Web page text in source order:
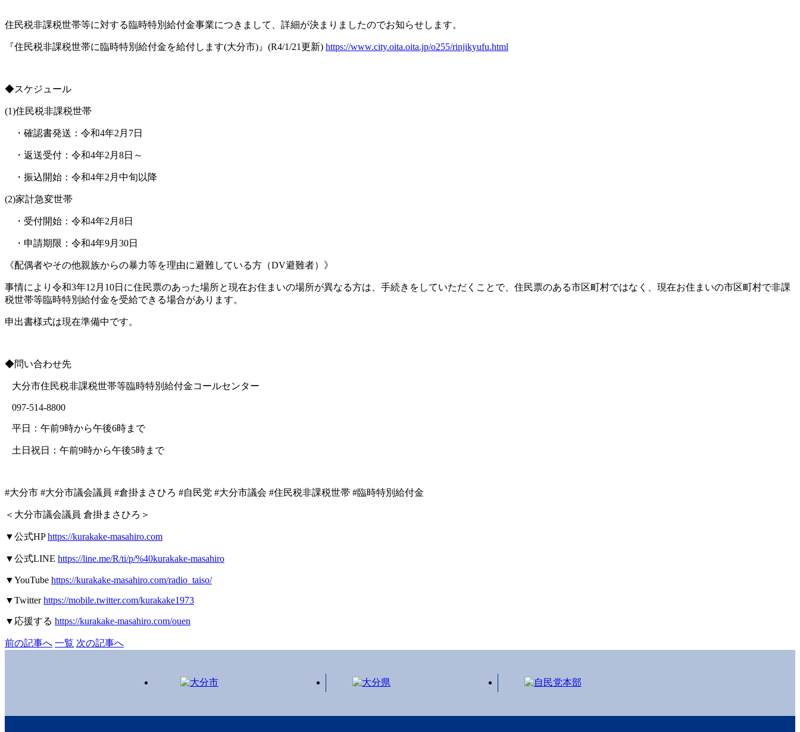
住民税非課税世帯等に対する臨時特別給付金事業につきまして、詳細が決まりましたのでお知らせします。
『住民税非課税世帯に臨時特別給付金を給付します(大分市) 』 (R4/1/21更新) https://www.city.oita.oita.jp/o255/rinjikyufu.html
◆スケジュール
(1)住民税非課税世帯
・確認書発送：令和4年2 月 7日
・返送受付：令和4年2 月 8日～
・振込開始：令和4年2 月中旬以降
(2)家計急変世帯
・受付開始：令和4年2 月 8日
・申請期限：令和4年9月 30日
《配偶者やその他親族からの暴力等を理由に避難している方（DV避難者）》
事情により令和3年12 月 10日に住民票のあった場所と現在お住まいの場所が異なる方は、手続きをしていただくことで、住民票のある市区町村ではなく、現在お住まいの市区町村で非課
税世帯等臨時特別給付金を受給できる場合があります。
申出書様式は現在準備中です。
◆問い合わせ先
大分市住民税非課税世帯等臨時特別給付金コールセンター
097-514-8800
平日：午前9時から午後6時まで
土日祝日：午前9時から午後5時まで
#大分市 #大分市議会議員 #倉掛まさひろ #自民党 #大分市議会 #住民税非課税世帯 #臨時特別給付金
＜大分市議会議員 倉掛まさひろ＞
▼公式HP https://kurakake-masahiro.com
▼公式LINE https://line.me/R/ti/p/%40kurakake-masahiro
▼YouTube https://kurakake-masahiro.com/radio_taiso/
▼Twitter https://mobile.twitter.com/kurakake1973
▼ 応援する https://kurakake-masahiro.com/ouen
前の記事へ 一覧 次の記事へ